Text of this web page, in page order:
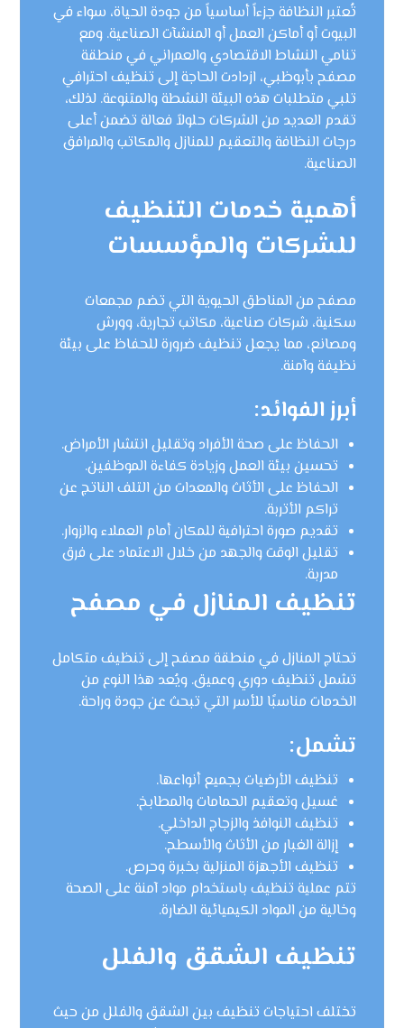
تُعتبر النظافة جزءاً أساسياً من جودة الحياة، سواء في
البيوت أو أماكن العمل أو المنشآت الصناعية. ومع
تنامي النشاط الاقتصادي والعمراني في منطقة
مصفح بأبوظبي، ازدادت الحاجة إلى تنظيف احترافي
تلبي متطلبات هذه البيئة النشطة والمتنوعة. لذلك،
تقدم العديد من الشركات حلولاً فعالة تضمن أعلى
درجات النظافة والتعقيم للمنازل والمكاتب والمرافق
الصناعية.
أهمية خدمات التنظيف
للشركات والمؤسسات
مصفح من المناطق الحيوية التي تضم مجمعات
سكنية، شركات صناعية، مكاتب تجارية، وورش
ومصانع، مما يجعل تنظيف ضرورة للحفاظ على بيئة
نظيفة وآمنة.
أبرز الفوائد:
الحفاظ على صحة الأفراد وتقليل انتشار الأمراض.
تحسين بيئة العمل وزيادة كفاءة الموظفين.
الحفاظ على الأثاث والمعدات من التلف الناتج عن
تراكم الأتربة.
تقديم صورة احترافية للمكان أمام العملاء والزوار.
تقليل الوقت والجهد من خلال الاعتماد على فرق
مدربة.
تنظيف المنازل في مصفح
تحتاج المنازل في منطقة مصفح إلى تنظيف متكامل
تشمل تنظيف دوري وعميق. ويُعد هذا النوع من
الخدمات مناسبًا للأسر التي تبحث عن جودة وراحة.
تشمل:
تنظيف الأرضيات بجميع أنواعها.
غسيل وتعقيم الحمامات والمطابخ.
تنظيف النوافذ والزجاج الداخلي.
إزالة الغبار من الأثاث والأسطح.
تنظيف الأجهزة المنزلية بخبرة وحرص.
تتم عملية تنظيف باستخدام مواد آمنة على الصحة
وخالية من المواد الكيميائية الضارة.
تنظيف الشقق والفلل
تختلف احتياجات تنظيف بين الشقق والفلل من حيث